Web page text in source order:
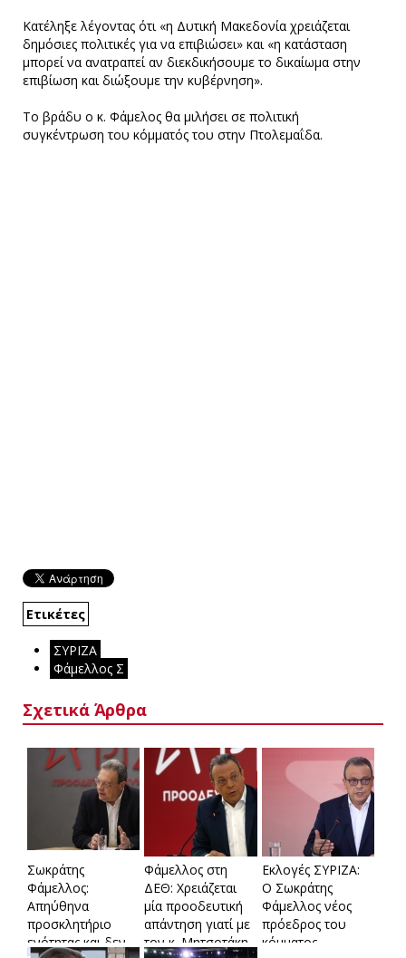
Κατέληξε λέγοντας ότι «η Δυτική Μακεδονία χρειάζεται
δημόσιες πολιτικές για να επιβιώσει» και «η κατάσταση
μπορεί να ανατραπεί αν διεκδικήσουμε το δικαίωμα στην
επιβίωση και διώξουμε την κυβέρνηση».
Το βράδυ ο κ. Φάμελος θα μιλήσει σε πολιτική
συγκέντρωση του κόμματός του στην Πτολεμαΐδα.
Ετικέτες
ΣΥΡΙΖΑ
Φάμελλος Σ
Σχετικά Άρθρα
Σωκράτης
Φάμελλος:
Απηύθηνα
προσκλητήριο
ενότητας και δεν
Φάμελλος στη
ΔΕΘ: Χρειάζεται
μία προοδευτική
απάντηση γιατί με
τον κ. Μητσοτάκη
Εκλογές ΣΥΡΙΖΑ:
Ο Σωκράτης
Φάμελλος νέος
πρόεδρος του
κόμματος